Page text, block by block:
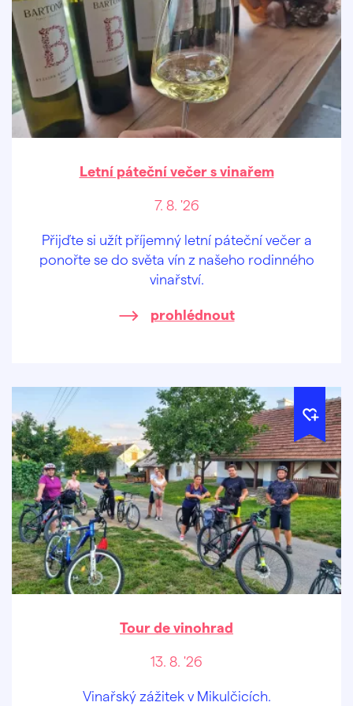
Letní páteční večer s vinařem
7. 8. '26
Přijďte si užít příjemný letní páteční večer a
ponořte se do světa vín z našeho rodinného
vinařství.
prohlédnout
Tour de vinohrad
13. 8. '26
Vinařský zážitek v Mikulčicích.